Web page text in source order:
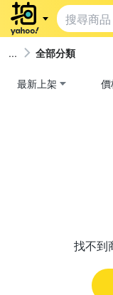
全部分類
最新上架
找不到